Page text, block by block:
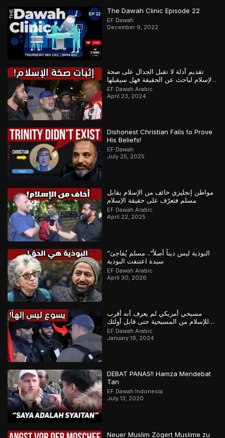
The Dawah Clinic Episode 22
EF Dawah
December 9, 2022
تقديم أدلة لا تقبل الجدال على صحة
الإسلام لباحث عن الحقيقة فهل سيقبلها
أم سيماطل؟
EF Dawah Arabic
April 23, 2024
Dishonest Christian Fails to Prove
His Beliefs!
EF Dawah
July 25, 2025
مواطن إنجليزي خائف من الإسلام يقابل
مسلم فتعرّف على حقيقة الإسلام
EF Dawah Arabic
April 22, 2025
“البوذية ليس ديناً أصلاً”.. مسلم يُفاجئ
سيدة اعتنقت البوذية
EF Dawah Arabic
April 30, 2026
مسيحي أمريكي لم يعرف أنه أقرب
للإسلام من المسيحية حتى قابل أولئك
المسلمين
EF Dawah Arabic
January 19, 2024
DEBAT PANAS!! Hamza Mendebat
Tan
EF Dawah Indonesia
July 13, 2020
Neuer Muslim Zögert Muslime zu